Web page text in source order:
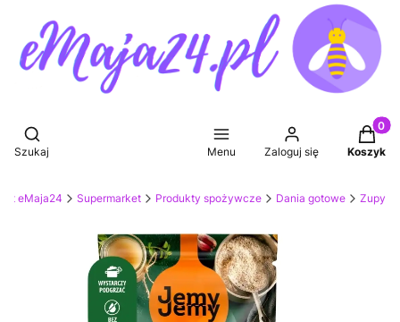
Otwórz wyszukiwarkę
Szukaj Menu Zaloguj się Koszyk
eMaja24 Supermarket Produkty spożywcze Dania gotowe Zupy